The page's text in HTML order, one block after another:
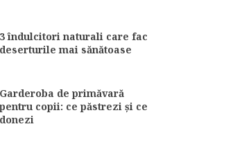
3 îndulcitori naturali care fac
deserturile mai sănătoase
Garderoba de primăvară
pentru copii: ce păstrezi și ce
donezi